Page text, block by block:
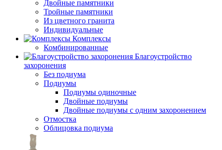
Двойные памятники
Тройные памятники
Из цветного гранита
Индивидуальные
Комплексы
Комбинированные
Благоустройство
захоронения
Без подиума
Подиумы
Подиумы одиночные
Двойные подиумы
Двойные подиумы с одним захоронением
Отмостка
Облицовка подиума